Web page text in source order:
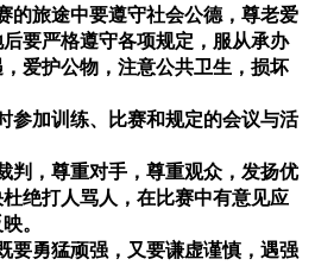
的旅途中要遵守社会公德，尊老爱
要严格遵守各项规定，服从承办
爱护公物，注意公共卫生，损坏
参加训练、比赛和规定的会议与活
判，尊重对手，尊重观众，发扬优
绝打人骂人，在比赛中有意见应
。
要勇猛顽强，又要谦虚谨慎，遇强